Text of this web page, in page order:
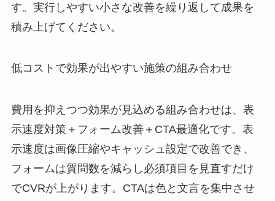
す。実行しやすい小さな改善を繰り返して成果を
積み上げてください。
低コストで効果が出やすい施策の組み合わせ
費用を抑えつつ効果が見込める組み合わせは、表
示速度対策＋フォーム改善＋CTA最適化です。表
示速度は画像圧縮やキャッシュ設定で改善でき、
フォームは質問数を減らし必須項目を見直すだけ
でCVRが上がります。CTAは色と文言を集中させ